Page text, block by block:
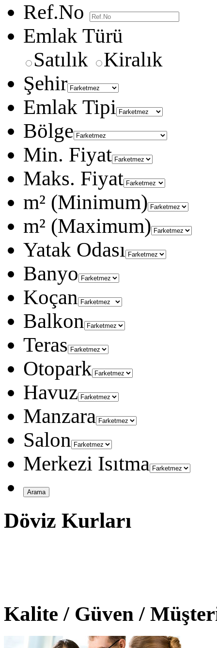
Ref.No
Emlak Türü
Satılık
Kiralık
Şehir
Emlak Tipi
Bölge
Min. Fiyat
Maks. Fiyat
m² (Minimum)
m² (Maximum)
Yatak Odası
Banyo
Koçan
Balkon
Teras
Otopark
Havuz
Manzara
Salon
Merkezi Isıtma
Döviz Kurları
Kalite / Güven /